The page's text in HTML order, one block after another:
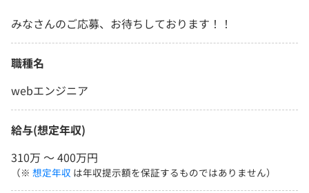
みなさんのご応募、お待ちしております！！
職種名
webエンジニア
給与(想定年収)
310万 〜 400万円
（※ 想定年収 は年収提示額を保証するものではありません）